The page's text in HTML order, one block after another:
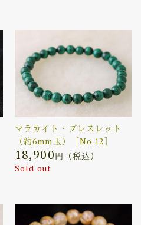
マラカイト・ブレスレット
（約6mm玉）［No.12］
18,900円（税込）
Sold out